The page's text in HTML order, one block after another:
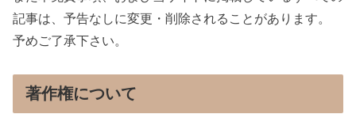
記事は、予告なしに変更・削除されることがあります。
予めご了承下さい。
著作権について